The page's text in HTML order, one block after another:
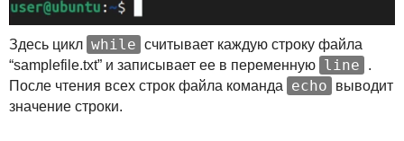
Здесь цикл while считывает каждую строку файла
“samplefile.txt” и записывает ее в переменную line
.
После чтения всех строк файла команда
echo
выводит
значение строки.